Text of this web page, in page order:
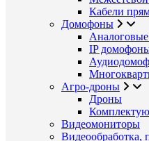
Кабели
Домофоны
IP
Агро-дроны
Дроны
Видеомониторы
Видеообработка,